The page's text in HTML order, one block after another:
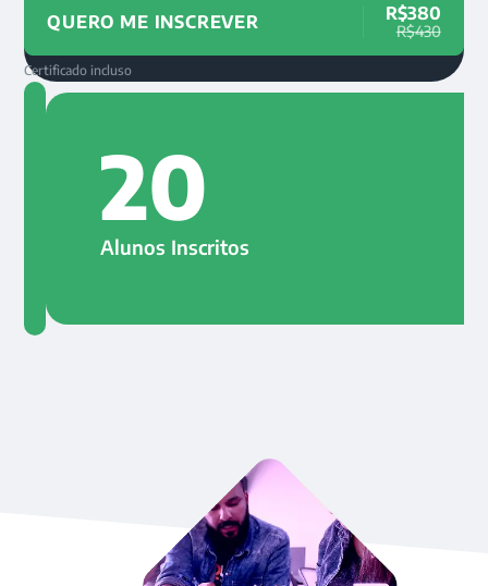
QUERO ME INSCREVER R$380
R$430
Certificado incluso
20
Alunos Inscritos